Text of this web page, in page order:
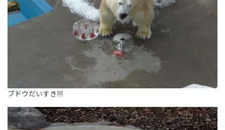
ブドウだいすき!!!